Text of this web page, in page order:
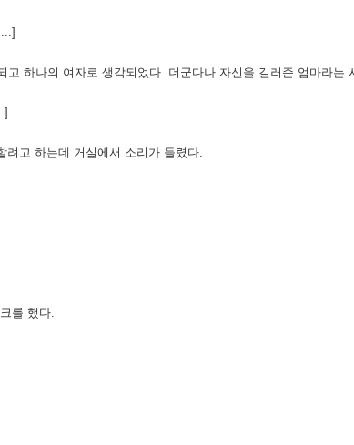
하나의 여자로 생각되었다. 더군다나 자신을 길러준 엄마라는
려고 하는데 거실에서 소리가 들렸다.
를 했다.